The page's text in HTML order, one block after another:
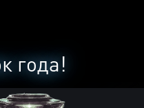
года!